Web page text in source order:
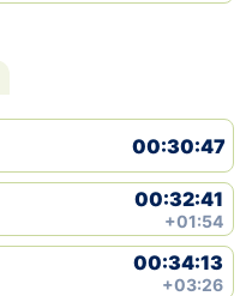
00:30:47
00:32:41
+01:54
00:34:13
+03:26